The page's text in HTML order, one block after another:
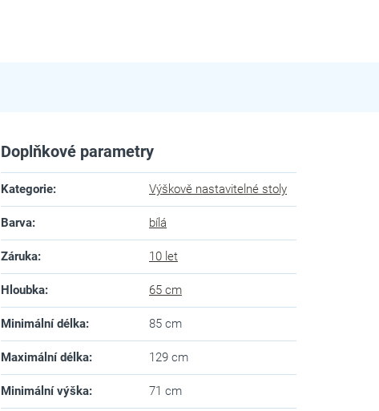
Doplňkové parametry
Kategorie: Výškově nastavitelné stoly
Barva: bílá
Záruka: 10 let
Hloubka: 65 cm
Minimální délka: 85 cm
Maximální délka: 129 cm
Minimální výška: 71 cm